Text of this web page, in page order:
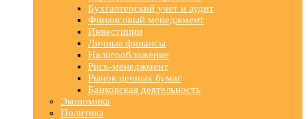
Бухгалтерский учет и аудит
Финансовый менеджмент
Инвестиции
Личные финансы
Налогообложение
Риск-менеджмент
Рынок ценных бумаг
Банковская деятельность
Экономика
Политика